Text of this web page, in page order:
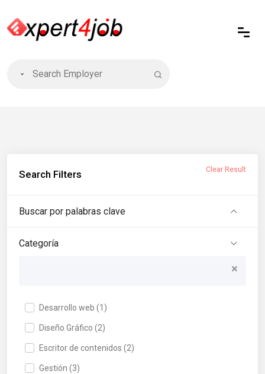
Search Filters Clear Result
Buscar por palabras clave
Categoría
Desarrollo web (1)
Diseño Gráfico (2)
Escritor de contenidos (2)
Gestión (3)